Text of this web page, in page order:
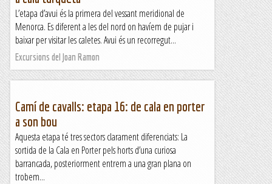
L’etapa d’avui és la primera del vessant meridional de
Menorca. Es diferent a les del nord on havíem de pujar i
baixar per visitar les caletes. Avui és un recorregut...
Excursions del Joan Ramon
Camí de cavalls: etapa 16: de cala en porter
a son bou
Aquesta etapa té tres sectors clarament diferenciats: La
sortida de la Cala en Porter pels horts d’una curiosa
barrancada, posteriorment entrem a una gran plana on
trobem...